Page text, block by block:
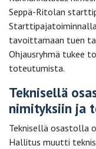
Seppä-Ritolan
tavoittamaan tuen
Ohjausryhmä tukee
toteutumista.
Teknisellä
nimityksiin ja
Teknisellä osastolla
Hallitus muutti